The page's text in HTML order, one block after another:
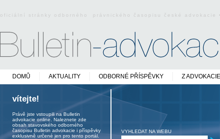
oficiální stránky odborného právnického časopisu české
DOMŮ AKTUALITY ODBORNÉ PŘÍSPĚVKY Z ADVOKACIE
vítejte!
Právě jste vstoupili na Bulletin
advokacie online. Naleznete zde
obsah stavovského odborného
časopisu Bulletin advokacie i příspěvky
exklusivně určené jen pro tento portál.
VYHLEDAT NA WEBU